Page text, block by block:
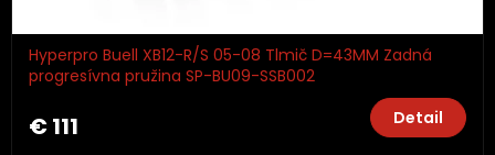
Hyperpro Buell XB12-R/S 05-08 Tlmič D=43MM Zadná
progresívna pružina SP-BU09-SSB002
€ 111 Detail